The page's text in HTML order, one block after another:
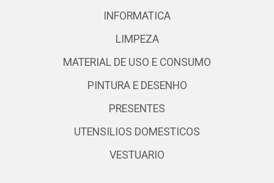
INFORMATICA
LIMPEZA
MATERIAL DE USO E CONSUMO
PINTURA E DESENHO
PRESENTES
UTENSILIOS DOMESTICOS
VESTUARIO